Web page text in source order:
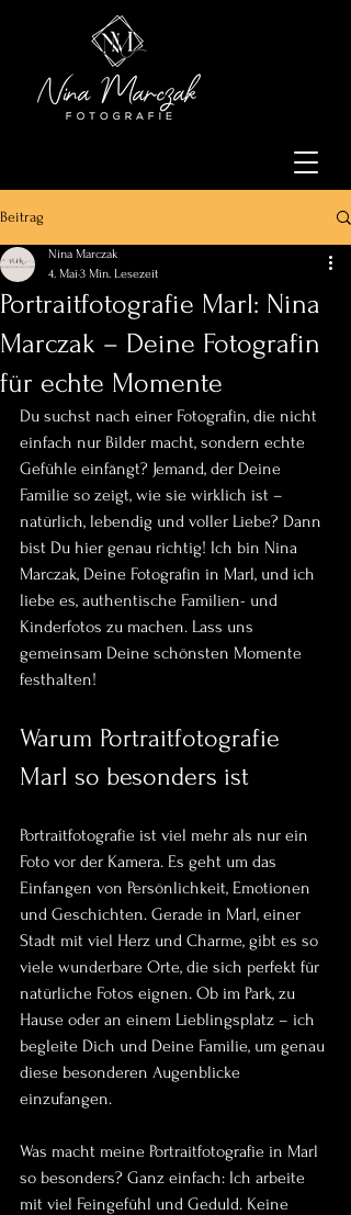
Beitrag
Portraitfotografie Marl: Nina
Marczak – Deine Fotografin
für echte Momente
Nina Marczak
4. Mai 3 Min. Lesezeit
Du suchst nach einer Fotografin, die nicht
einfach nur Bilder macht, sondern echte
Gefühle einfängt? Jemand, der Deine
Familie so zeigt, wie sie wirklich ist –
natürlich, lebendig und voller Liebe? Dann
bist Du hier genau richtig! Ich bin Nina
Marczak, Deine Fotografin in Marl, und ich
liebe es, authentische Familien- und
Kinderfotos zu machen. Lass uns
gemeinsam Deine schönsten Momente
festhalten!
Warum Portraitfotografie
Marl so besonders ist
Portraitfotografie ist viel mehr als nur ein
Foto vor der Kamera. Es geht um das
Einfangen von Persönlichkeit, Emotionen
und Geschichten. Gerade in Marl, einer
Stadt mit viel Herz und Charme, gibt es so
viele wunderbare Orte, die sich perfekt für
natürliche Fotos eignen. Ob im Park, zu
Hause oder an einem Lieblingsplatz – ich
begleite Dich und Deine Familie, um genau
diese besonderen Augenblicke
einzufangen.
Was macht meine Portraitfotografie in Marl
so besonders? Ganz einfach: Ich arbeite
mit viel Feingefühl und Geduld. Keine